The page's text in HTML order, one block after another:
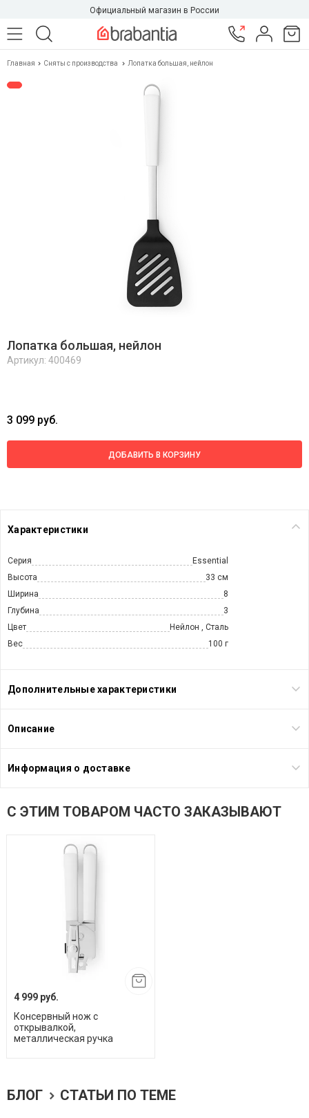
Официальный магазин в России
Главная Сняты с производства Лопатка большая, нейлон
Лопатка большая, нейлон
Артикул: 400469
3 099 руб.
ДОБАВИТЬ В КОРЗИНУ
Характеристики
Серия
Essential
Высота
33 см
Ширина
8
Глубина
3
Цвет
Нейлон , Сталь
Вес
100 г
Дополнительные характеристики
Описание
Информация о доставке
С ЭТИМ ТОВАРОМ ЧАСТО ЗАКАЗЫВАЮТ
4 999 руб.
Консервный нож с
открывалкой,
металлическая ручка
БЛОГ СТАТЬИ ПО ТЕМЕ